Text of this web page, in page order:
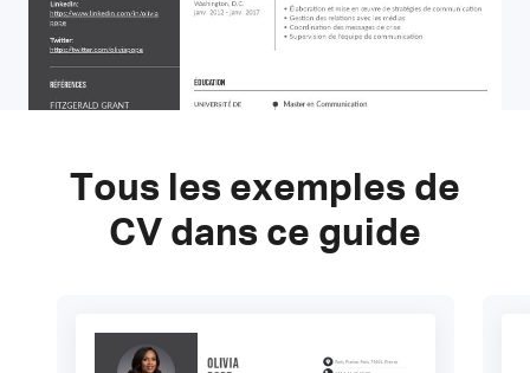
Tous les exemples de
CV dans ce guide